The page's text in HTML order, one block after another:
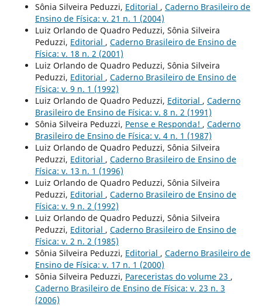
Sônia Silveira Peduzzi, Editorial , Caderno Brasileiro de
Ensino de Física: v. 21 n. 1 (2004)
Luiz Orlando de Quadro Peduzzi, Sônia Silveira
Peduzzi, Editorial , Caderno Brasileiro de Ensino de
Física: v. 18 n. 2 (2001)
Luiz Orlando de Quadro Peduzzi, Sônia Silveira
Peduzzi, Editorial , Caderno Brasileiro de Ensino de
Física: v. 9 n. 1 (1992)
Luiz Orlando de Quadro Peduzzi, Editorial , Caderno
Brasileiro de Ensino de Física: v. 8 n. 2 (1991)
Sônia Silveira Peduzzi, Pense e Responda! , Caderno
Brasileiro de Ensino de Física: v. 4 n. 1 (1987)
Luiz Orlando de Quadro Peduzzi, Sônia Silveira
Peduzzi, Editorial , Caderno Brasileiro de Ensino de
Física: v. 13 n. 1 (1996)
Luiz Orlando de Quadro Peduzzi, Sônia Silveira
Peduzzi, Editorial , Caderno Brasileiro de Ensino de
Física: v. 9 n. 2 (1992)
Luiz Orlando de Quadro Peduzzi, Sônia Silveira
Peduzzi, Editorial , Caderno Brasileiro de Ensino de
Física: v. 2 n. 2 (1985)
Sônia Silveira Peduzzi, Editorial , Caderno Brasileiro de
Ensino de Física: v. 17 n. 1 (2000)
Sônia Silveira Peduzzi, Pareceristas do volume 23 ,
Caderno Brasileiro de Ensino de Física: v. 23 n. 3
(2006)